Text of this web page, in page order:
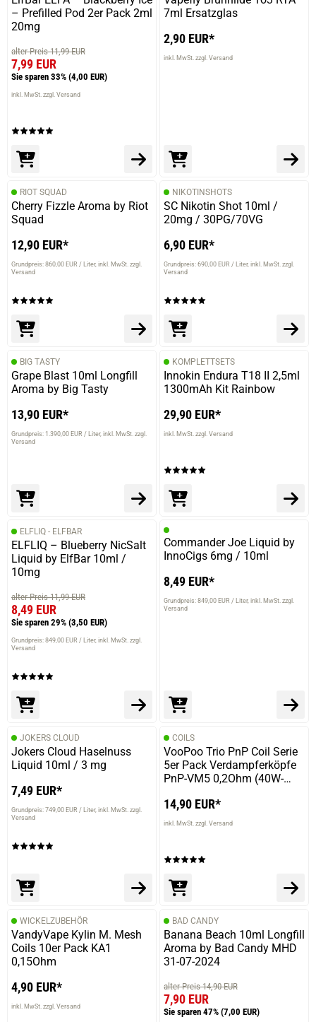
verifizierter Onlinekauf.
Die Bewertung erfolgte ohne Abgabe eines Kommentars
18.01.2024 — via
Trustedshops.de
Danny I.
verifizierter Onlinekauf.
– Prefilled Pod 2er Pack 2ml
20mg
alter Preis 11,99 EUR
7,99 EUR
Sie sparen 33% (4,00 EUR)
inkl. MwSt. zzgl. Versand
7ml Ersatzglas
2,90 EUR*
inkl. MwSt. zzgl. Versand
RIOT SQUAD
Cherry Fizzle Aroma by Riot
Squad
12,90 EUR*
Grundpreis: 860,00 EUR / Liter inkl. MwSt. zzgl.
Versand
NIKOTINSHOTS
SC Nikotin Shot 10ml /
20mg / 30PG/70VG
6,90 EUR*
Grundpreis: 690,00 EUR / Liter inkl. MwSt. zzgl.
Versand
BIG TASTY
Grape Blast 10ml Longfill
Aroma by Big Tasty
13,90 EUR*
Grundpreis: 1.390,00 EUR / Liter inkl. MwSt. zzgl.
Versand
KOMPLETTSETS
Innokin Endura T18 II 2,5ml
1300mAh Kit Rainbow
29,90 EUR*
inkl. MwSt. zzgl. Versand
ELFLIQ - ELFBAR
ELFLIQ – Blueberry NicSalt
Liquid by ElfBar 10ml /
10mg
alter Preis 11,99 EUR
8,49 EUR
Sie sparen 29% (3,50 EUR)
Grundpreis: 849,00 EUR / Liter inkl. MwSt. zzgl.
Versand
Commander Joe Liquid by
InnoCigs 6mg / 10ml
8,49 EUR*
Grundpreis: 849,00 EUR / Liter inkl. MwSt. zzgl.
Versand
JOKERS CLOUD
Jokers Cloud Haselnuss
Liquid 10ml / 3 mg
7,49 EUR*
Grundpreis: 749,00 EUR / Liter inkl. MwSt. zzgl.
Versand
COILS
VooPoo Trio PnP Coil Serie
5er Pack Verdampferköpfe
PnP-VM5 0,2Ohm (40W-
14,90 EUR*
inkl. MwSt. zzgl. Versand
WICKELZUBEHÖR
VandyVape Kylin M. Mesh
Coils 10er Pack KA1
0,15Ohm
4,90 EUR*
inkl. MwSt. zzgl. Versand
BAD CANDY
Banana Beach 10ml Longfill
Aroma by Bad Candy MHD
31-07-2024
alter Preis 14,90 EUR
7,90 EUR
Sie sparen 47% (7,00 EUR)